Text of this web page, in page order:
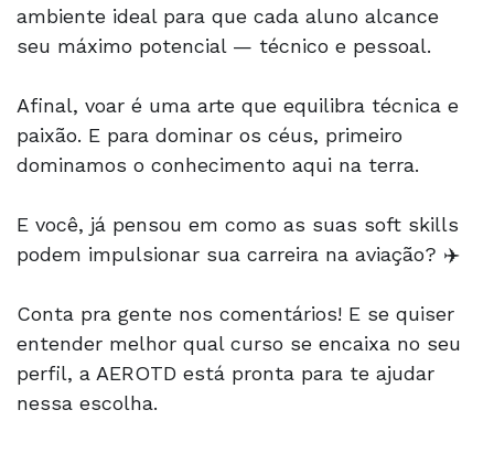
ambiente ideal para que cada aluno alcance
seu máximo potencial — técnico e pessoal.
Afinal, voar é uma arte que equilibra técnica e
paixão. E para dominar os céus, primeiro
dominamos o conhecimento aqui na terra.
E você, já pensou em como as suas soft skills
podem impulsionar sua carreira na aviação? ✈️
Conta pra gente nos comentários! E se quiser
entender melhor qual curso se encaixa no seu
perfil, a AEROTD está pronta para te ajudar
nessa escolha.